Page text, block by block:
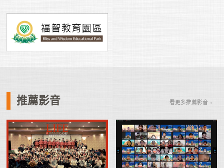
推薦影音 看更多推薦影音 +